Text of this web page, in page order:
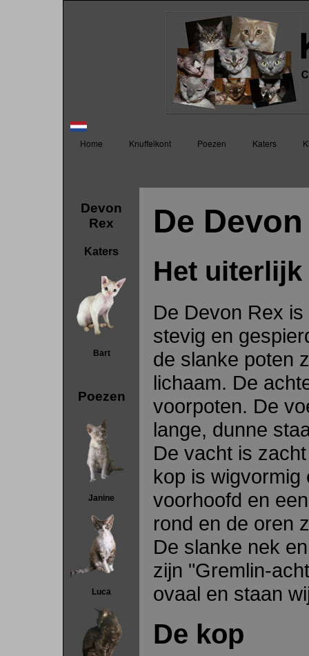
Home
Knuffelkont
Poezen
Janine
Katers
Devon
Rex
Katers
Bart
Poezen
Janine
Luca
De
Het uiterlijk
De Devon Rex
stevig en
de slanke poten
lichaam. De
voorpoten. De
lange, dunne
De vacht is
kop is wigvormig
voorhoofd en
rond en de oren
De slanke nek
zijn "Gremlin-
ovaal en staan
De kop